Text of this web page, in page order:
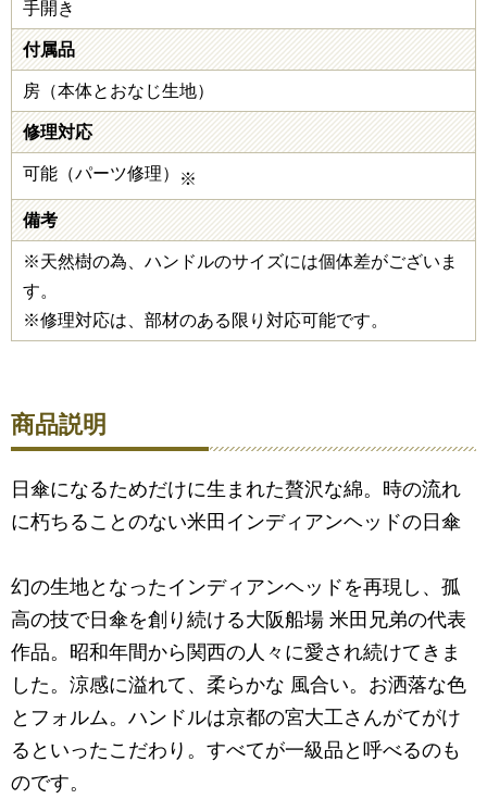
手開き
付属品
房（本体とおなじ生地）
修理対応
可能（パーツ修理） ※
備考
※天然樹の為、ハンドルのサイズには個体差がございま
す。
※修理対応は、部材のある限り対応可能です。
商品説明
日傘になるためだけに生まれた贅沢な綿。時の流れ
に朽ちることのない米田インディアンヘッドの日傘
幻の生地となったインディアンヘッドを再現し、孤
高の技で日傘を創り続ける大阪船場 米田兄弟の代表
作品。昭和年間から関西の人々に愛され続けてきま
した。涼感に溢れて、柔らかな 風合い。お洒落な色
とフォルム。ハンドルは京都の宮大工さんがてがけ
るといったこだわり。すべてが一級品と呼べるのも
のです。